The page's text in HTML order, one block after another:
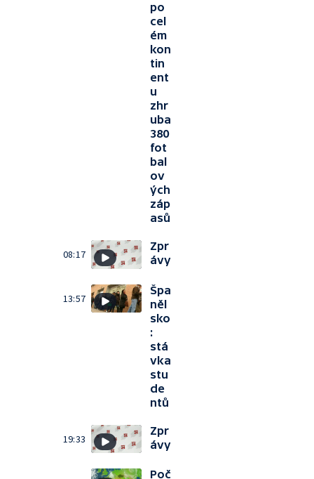
po
cel
ém
kon
tin
ent
u
zhr
uba
380
fot
bal
ov
ých
záp
asů
08:17
Zpr
ávy
13:57
Špa
něl
sko
:
stá
vka
stu
de
ntů
19:33
Zpr
ávy
Poč